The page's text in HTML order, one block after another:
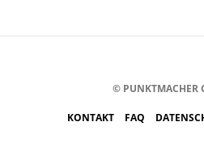
© PUNKTMACHER
KONTAKT FAQ